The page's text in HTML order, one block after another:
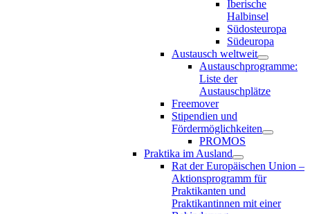
Iberische
Halbinsel
Südosteuropa
Südeuropa
Austausch weltweit
Austauschprogramme:
Liste der
Austauschplätze
Freemover
Stipendien und
Fördermöglichkeiten
PROMOS
Praktika im Ausland
Rat der Europäischen Union –
Aktionsprogramm für
Praktikanten und
Praktikantinnen mit einer